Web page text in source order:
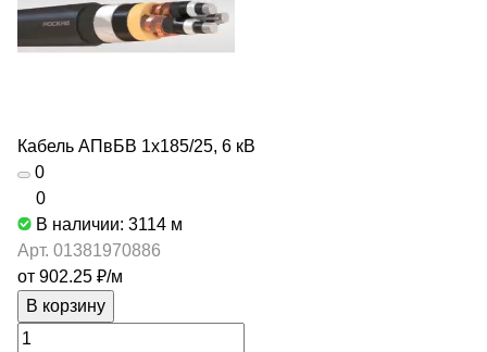
Кабель АПвБВ 1х185/25, 6 кВ
0
0
В наличии: 3114 м
Арт. 01381970886
от 902.25 ₽/м
В корзину